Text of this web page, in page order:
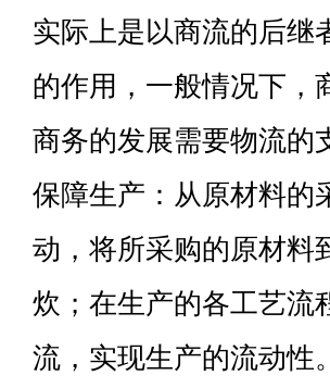
实际上是以商流的后继
的作用，一般情况下，
商务的发展需要物流的
保障生产：从原材料的
动，将所采购的原材料
炊；在生产的各工艺流
流，实现生产的流动性